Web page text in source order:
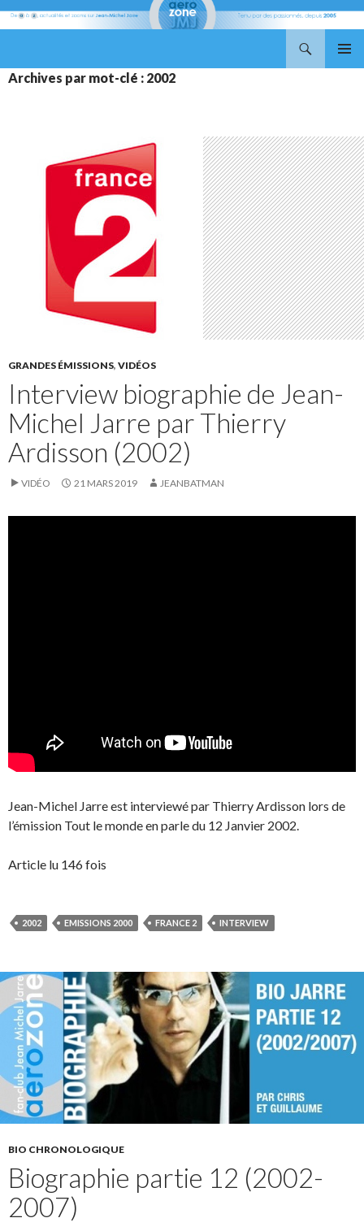
AU
Archives par mot-clé : 2002
GRANDES ÉMISSIONS, VIDÉOS
Interview biographie de Jean-
Michel Jarre par Thierry
Ardisson (2002)
VIDÉO 21 MARS 2019 JEANBATMAN
Jean-Michel Jarre est interviewé par Thierry Ardisson lors de
l’émission Tout le monde en parle du 12 Janvier 2002.
Article lu 146 fois
2002 EMISSIONS 2000 FRANCE 2 INTERVIEW
BIO CHRONOLOGIQUE
Biographie partie 12 (2002-
2007)